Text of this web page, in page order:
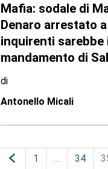
Mafia: sodale di
Denaro arrestato
inquirenti sarebbe
mandamento di
di
Antonello Micali
1 … 34